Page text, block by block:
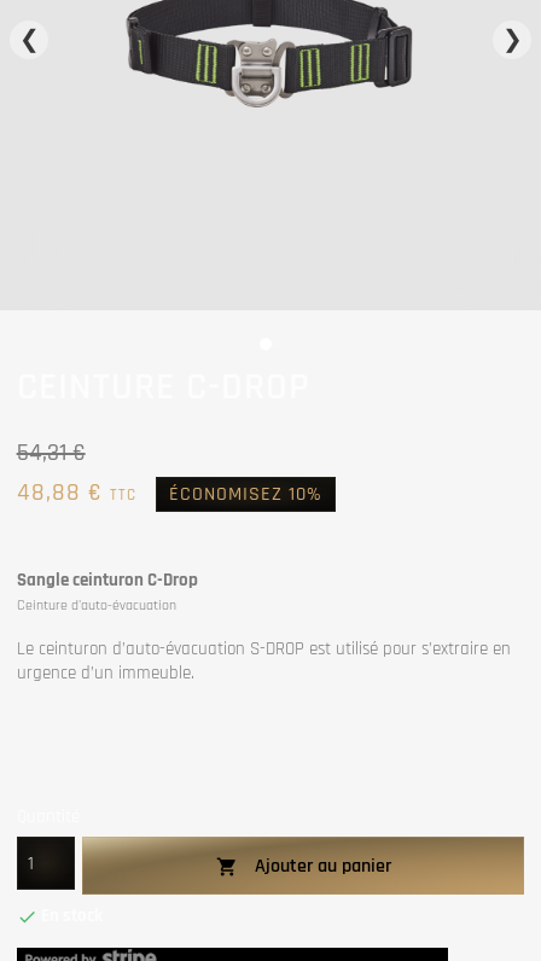
❮ ❯
54,31 €
48,88 € TTC ÉCONOMISEZ 10%
Sangle ceinturon C-Drop
Ceinture d'auto-évacuation
Le ceinturon d’auto-évacuation S-DROP est utilisé pour s’extraire en
urgence d’un immeuble.
 Ajouter au panier
